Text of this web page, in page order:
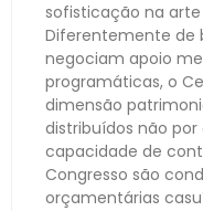
sofisticação na
Diferentemente de
negociam apoio
programáticas, o
dimensão
distribuídos não
capacidade de
Congresso são
orçamentárias